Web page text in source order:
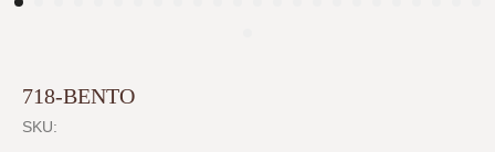
718-BENTO
SKU: